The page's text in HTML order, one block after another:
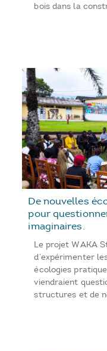
bois dans la
De nouvelles
pour
imaginaires.
Le projet WAKA
d’expérimenter
écologies
viendraient
structures et de